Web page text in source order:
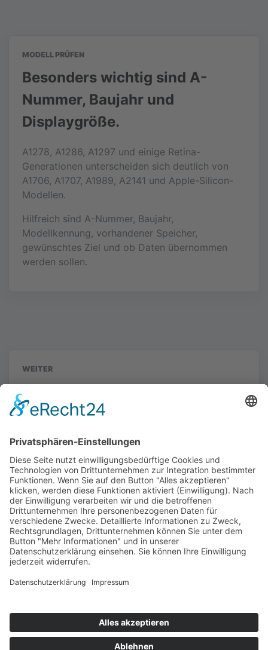
MODELL PRÜFEN
Besonders wichtig sind A-
Nummer, Baujahr und
Displaygröße.
A1278, A1286, A1297 und einige Retina-
Generationen unterscheiden sich deutlich von
A1706, A1707, A1989, A2141 und Apple-Silicon-
Modellen.
Hilfreich sind A-Nummer, Baujahr,
Modellkennung, vorhandener Speicher,
gewünschtes Ziel und ob Daten übernommen
werden sollen.
WEITER
Weitere Aufrüstungs- und Mac-
Seiten.
Mac Aufrüstung MacBook Pro Reparatur
MacBook Pro Retina Aufrüstung
MacBook Air Aufrüstung
Aufrüstung anfragen
Notebook Lounge Berlin GmbH
Zelterstraße 4, 10439 Berlin